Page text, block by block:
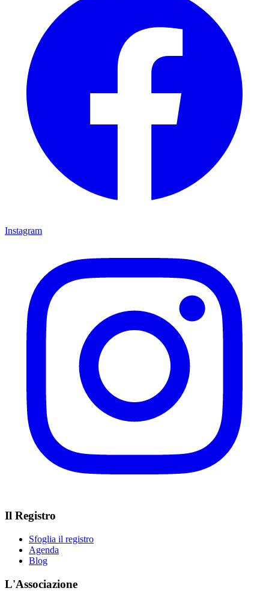
Instagram
Il Registro
Sfoglia il registro
Agenda
Blog
L'Associazione